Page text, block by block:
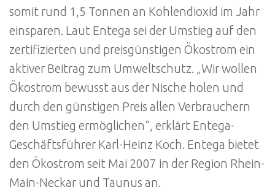
somit rund 1,5 Tonnen an Kohlendioxid im Jahr
einsparen. Laut Entega sei der Umstieg auf den
zertifizierten und preisgünstigen Ökostrom ein
aktiver Beitrag zum Umweltschutz. „Wir wollen
Ökostrom bewusst aus der Nische holen und
durch den günstigen Preis allen Verbrauchern
den Umstieg ermöglichen“, erklärt Entega-
Geschäftsführer Karl-Heinz Koch. Entega bietet
den Ökostrom seit Mai 2007 in der Region Rhein-
Main-Neckar und Taunus an.